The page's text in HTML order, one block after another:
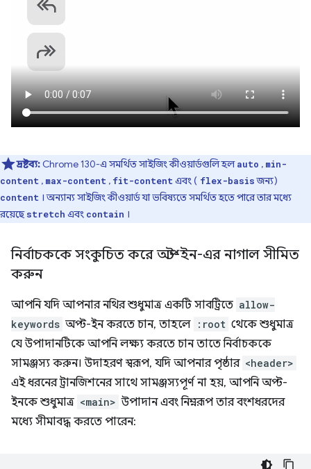
দ্রষ্টব্য: Chrome 130-এ সমর্থিত সাইজিং কীওয়ার্ডগুলি হলauto , min-
content , max-content , fit-content এবং ( flex-basisজন্য)
content । অন্যান্য সাইজিং কীওয়ার্ড যা ভবিষ্যতে সমর্থিত হতে পারে তার মধ্যে
রয়েছেstretch এবং contain ।
নির্বাচককে সংকুচিত করে অপ্ট-ইন-এর নাগাল সীমিত
করুন
আপনি যদি আপনার নথির শুধুমাত্র একটি সাবট্রিতে allow-
keywords অপ্ট-ইন করতে চান, তাহলে :root থেকে শুধুমাত্র
যে উপাদানটিকে আপনি লক্ষ্য করতে চান তাতে নির্বাচককে
সামঞ্জস্য করুন। উদাহরণ স্বরূপ, যদি আপনার পৃষ্ঠার <header>
এই ধরনের ট্রানজিশনের সাথে সামঞ্জস্যপূর্ণ না হয়, আপনি অপ্ট-
ইনকে শুধুমাত্র <main> উপাদান এবং নিম্নরূপ তার বংশধরদের
মধ্যে সীমাবদ্ধ করতে পারেন: